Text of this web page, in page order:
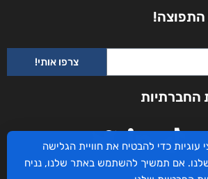
התפוצה!
צרפו אותי!
החברתיות
כדי להבטיח את חוויית הגלישה
אם תמשיך להשתמש באתר שלנו, נניח